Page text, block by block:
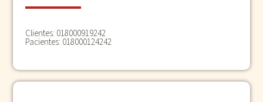
Clientes: 018000919242
Pacientes: 018000124242